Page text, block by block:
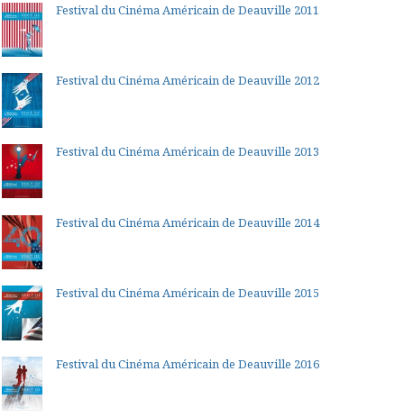
Festival du Cinéma Américain de Deauville 2011
Festival du Cinéma Américain de Deauville 2012
Festival du Cinéma Américain de Deauville 2013
Festival du Cinéma Américain de Deauville 2014
Festival du Cinéma Américain de Deauville 2015
Festival du Cinéma Américain de Deauville 2016